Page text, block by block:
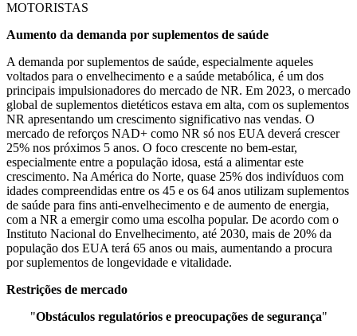
MOTORISTAS
Aumento da demanda por suplementos de saúde
A demanda por suplementos de saúde, especialmente aqueles
voltados para o envelhecimento e a saúde metabólica, é um dos
principais impulsionadores do mercado de NR. Em 2023, o mercado
global de suplementos dietéticos estava em alta, com os suplementos
NR apresentando um crescimento significativo nas vendas. O
mercado de reforços NAD+ como NR só nos EUA deverá crescer
25% nos próximos 5 anos. O foco crescente no bem-estar,
especialmente entre a população idosa, está a alimentar este
crescimento. Na América do Norte, quase 25% dos indivíduos com
idades compreendidas entre os 45 e os 64 anos utilizam suplementos
de saúde para fins anti-envelhecimento e de aumento de energia,
com a NR a emergir como uma escolha popular. De acordo com o
Instituto Nacional do Envelhecimento, até 2030, mais de 20% da
população dos EUA terá 65 anos ou mais, aumentando a procura
por suplementos de longevidade e vitalidade.
Restrições de mercado
"Obstáculos regulatórios e preocupações de segurança"